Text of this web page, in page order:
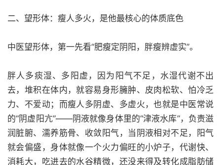
二、望形体：瘦人多火，是他最核心的体质底色
中医望形体，第一先看“肥瘦定阴阳，胖瘦辨虚实”。
胖人多痰湿、多阳虚，因为阳气不足，水湿代谢不出
去，堆积在体内，就容易身形臃肿、皮肉松软、怕冷乏
力、不爱动；而瘦人多阴虚、多虚火，也就是中医常说
的“阴虚阳亢”——阴液就像身体里的“津液水库”，负责滋
润脏腑、濡养筋骨、收敛阳气，当阴液相对不足，阳气
就会偏盛，身体就像一个火力偏旺的小炉子，代谢快、
消耗大，吃进去的水谷精微，还没来得及转化成脂肪储